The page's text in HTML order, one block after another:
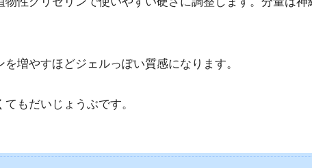
増やすほどジェルっぽい質感になります。
もだいじょうぶです。